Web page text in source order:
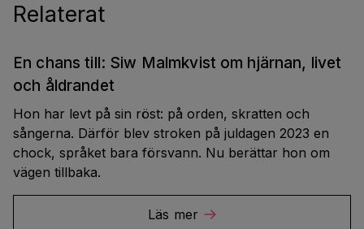
Relaterat
En chans till: Siw Malmkvist om hjärnan, livet
och åldrandet
Hon har levt på sin röst: på orden, skratten och
sångerna. Därför blev stroken på juldagen 2023 en
chock, språket bara försvann. Nu berättar hon om
vägen tillbaka.
Läs mer